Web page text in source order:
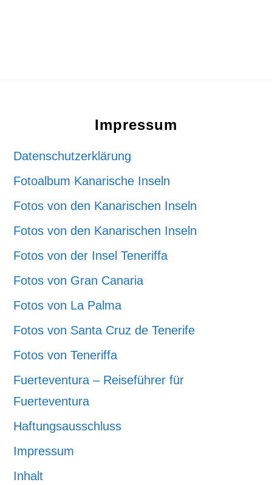
Impressum
Datenschutzerklärung
Fotoalbum Kanarische Inseln
Fotos von den Kanarischen Inseln
Fotos von den Kanarischen Inseln
Fotos von der Insel Teneriffa
Fotos von Gran Canaria
Fotos von La Palma
Fotos von Santa Cruz de Tenerife
Fotos von Teneriffa
Fuerteventura – Reiseführer für
Fuerteventura
Haftungsausschluss
Impressum
Inhalt